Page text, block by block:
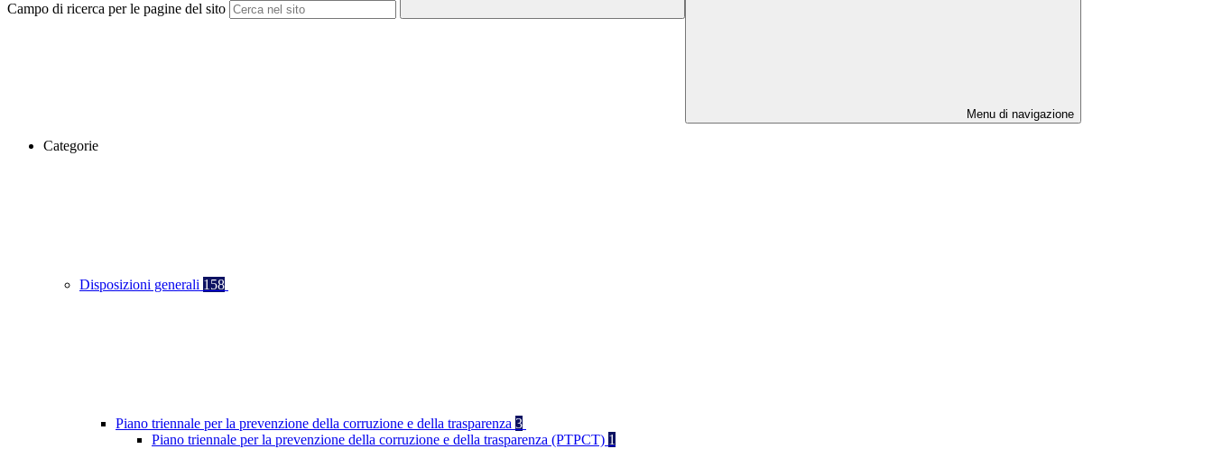
Campo di ricerca per le pagine del sito
Menu di navigazione
Categorie
Disposizioni generali 158
Piano triennale per la prevenzione della corruzione e della trasparenza 3
Piano triennale per la prevenzione della corruzione e della trasparenza (PTPCT) 1